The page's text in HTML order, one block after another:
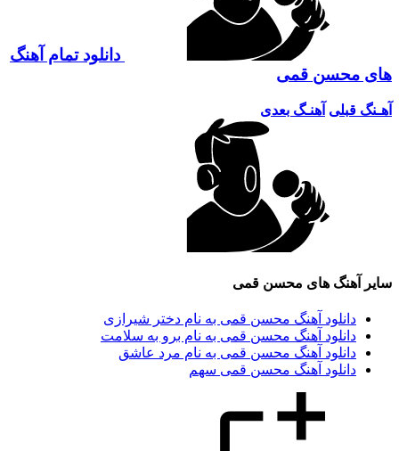
دانلود تمام آهنگ
محسن قمی
قبلی آهنـگ بعدی
آهنگ های محسن قمی
دانلود آهنگ محسن قمی به نام دختر شیرازى
دانلود آهنگ محسن قمی به نام برو به سلامت
دانلود آهنگ محسن قمی به نام مرد عاشق
دانلود آهنگ محسن قمی سهم